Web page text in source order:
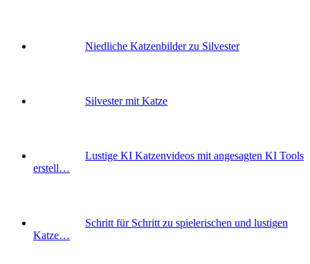
Niedliche Katzenbilder zu Silvester
Silvester mit Katze
Lustige KI Katzenvideos mit angesagten KI Tools
erstell…
Schritt für Schritt zu spielerischen und lustigen
Katze…